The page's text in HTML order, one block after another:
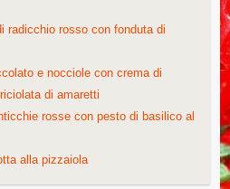
radicchio rosso con fonduta di
e nocciole con crema di
di amaretti
rosse con pesto di basilico al
alla pizzaiola